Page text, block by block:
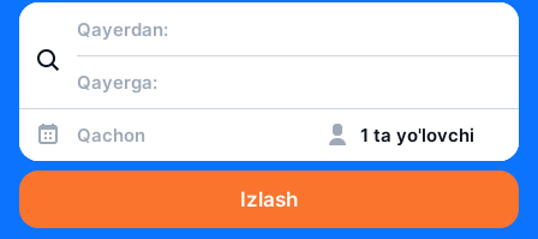
Qachon 1 ta yo'lovchi
Izlash